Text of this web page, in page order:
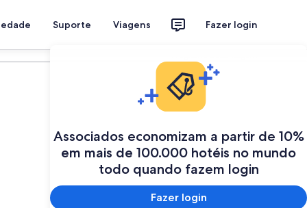
Suporte Viagens Fazer login
Associados economizam a partir de 10%
em mais de 100.000 hotéis no mundo
todo quando fazem login
Fazer login